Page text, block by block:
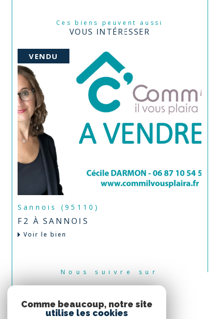
Ces biens peuvent aussi
VOUS INTÉRESSER
VENDU
Sannois (95110)
F2 À SANNOIS
Voir le bien
Nous suivre sur
Comme beaucoup, notre site
utilise les cookies